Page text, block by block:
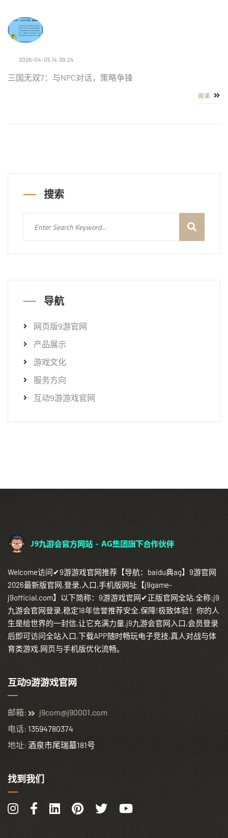
2026-04-05 14:39:24
三国无双7：与NPC对话，策略争锋
阅读
搜索
导航
网页版9游官网
产品展示
游戏文化
服务方向
互动9游游戏官网
Welcome访问✔9游游戏官网推荐【导航：baidu典ag】9游官网
2026最新版官网,登录,入口,手机版网址【j9game-
j9official.com】以下简称：9游游戏官网✔正版官网全站,全称:j9
九游会官网登录,稳定18年信誉推荐安全.保障!极致体验！你的人
生是给世界的一封信,让它充满力量.j9九游会官网入口,会员登录
后即可访问全站入口,下载APP随时畅玩电子竞技,真人对战与体
育类游戏,网页与手机版优化流畅。
互动9游游戏官网
邮箱:
j9com@j90001.com
电话: 13594780374
地址: 酒泉市尾瑞墓181号
找到我们